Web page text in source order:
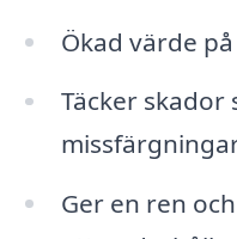
Ökad värde
Täcker skador
Ger en ren